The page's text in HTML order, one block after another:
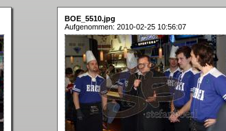
BOE_5510.jpg
Aufgenommen: 2010-02-25 10:56:07